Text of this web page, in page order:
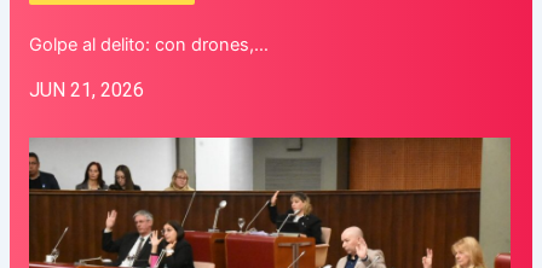
Golpe al delito: con drones,…
JUN 21, 2026